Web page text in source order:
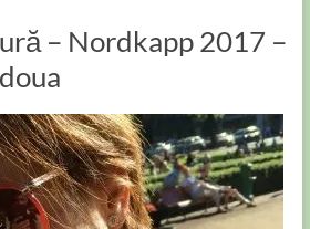
– Nordkapp 2017 –